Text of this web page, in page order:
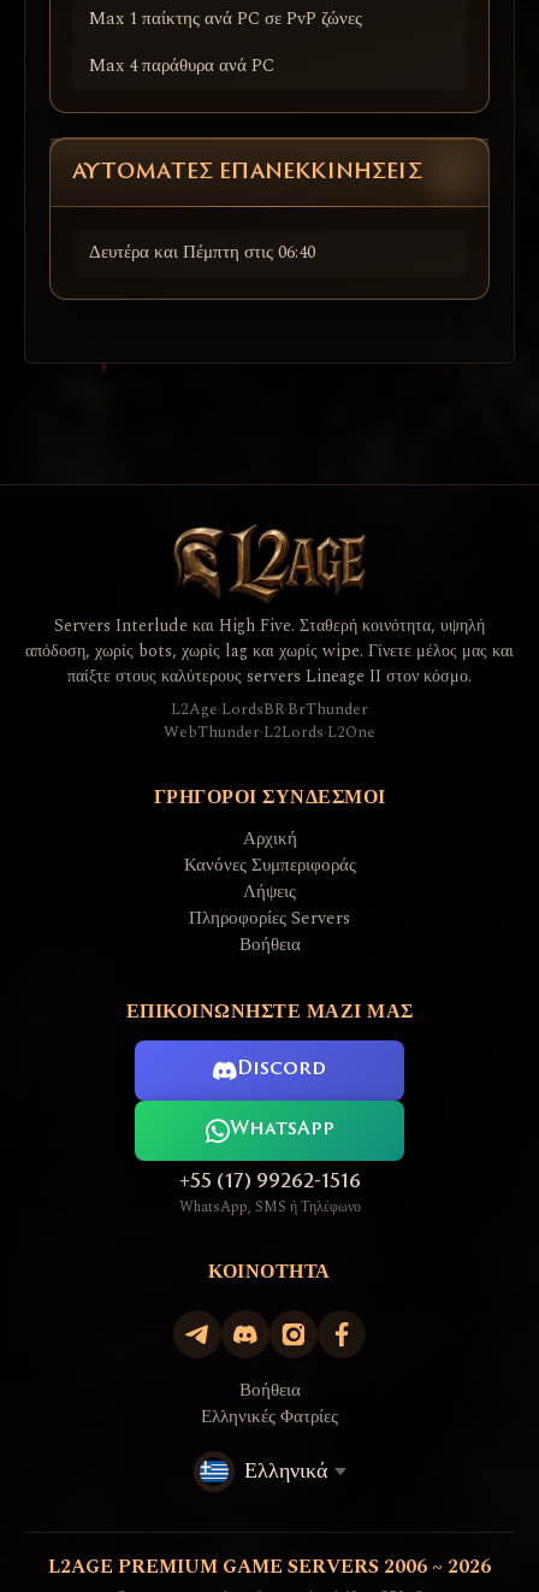
Max 1 παίκτης ανά PC σε PvP ζώνες
Max 4 παράθυρα ανά PC
ΑΥΤΌΜΑΤΕΣ ΕΠΑΝΕΚΚΙΝΉΣΕΙΣ
Δευτέρα και Πέμπτη στις 06:40
Servers Interlude και High Five. Σταθερή κοινότητα, υψηλή
απόδοση, χωρίς bots, χωρίς lag και χωρίς wipe. Γίνετε μέλος μας και
παίξτε στους καλύτερους servers Lineage II στον κόσμο.
L2Age·LordsBR·BrThunder
WebThunder·L2Lords·L2One
ΓΡΉΓΟΡΟΙ ΣΎΝΔΕΣΜΟΙ
Αρχική
Κανόνες Συμπεριφοράς
Λήψεις
Πληροφορίες Servers
Βοήθεια
ΕΠΙΚΟΙΝΩΝΉΣΤΕ ΜΑΖΊ ΜΑΣ
Discord
WhatsApp
+55 (17) 99262-1516
WhatsApp, SMS ή Τηλέφωνο
ΚΟΙΝΌΤΗΤΑ
Βοήθεια
Ελληνικές Φατρίες
Ελληνικά
L2AGE PREMIUM GAME SERVERS 2006 ~ 2026